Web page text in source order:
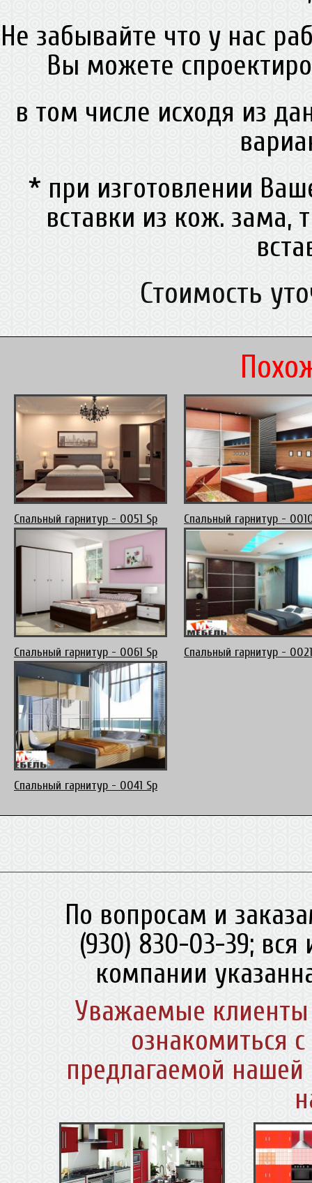
Не забывайте что у нас
Вы можете
в том числе исходя из
* при изготовлении
вставки из кож. зама,
Стоимость
Спальный гарнитур - 0051 Sp Спальный гарнитур -
Спальный гарнитур - 0061 Sp Спальный гарнитур -
Спальный гарнитур - 0041 Sp
По вопросам и
(930) 830-03-39;
компании
Уважаемые
ознакомиться
предлагаемой